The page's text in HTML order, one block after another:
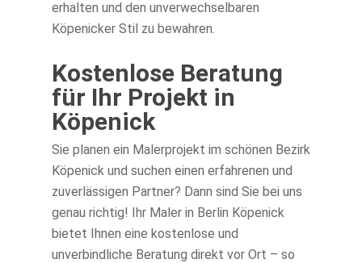
erhalten und den unverwechselbaren
Köpenicker Stil zu bewahren.
Kostenlose Beratung
für Ihr Projekt in
Köpenick
Sie planen ein Malerprojekt im schönen Bezirk
Köpenick und suchen einen erfahrenen und
zuverlässigen Partner? Dann sind Sie bei uns
genau richtig! Ihr Maler in Berlin Köpenick
bietet Ihnen eine kostenlose und
unverbindliche Beratung direkt vor Ort – so